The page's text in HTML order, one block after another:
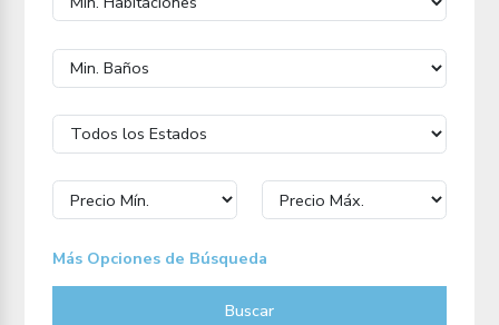
Más Opciones de Búsqueda
Buscar